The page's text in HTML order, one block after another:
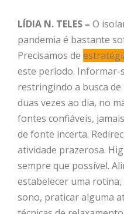
LÍDIA N. TELES – O
pandemia é bastante
Precisamos de
este período. Informar-
restringindo a busca
duas vezes ao dia, no
fontes confiáveis,
de fonte incerta.
atividade prazerosa.
sempre que possível.
estabelecer uma
sono, praticar alguma